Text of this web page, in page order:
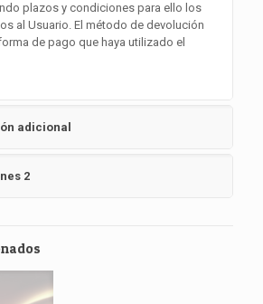
plazos y condiciones para ello los
al Usuario. El método de devolución
de pago que haya utilizado el
adicional
2